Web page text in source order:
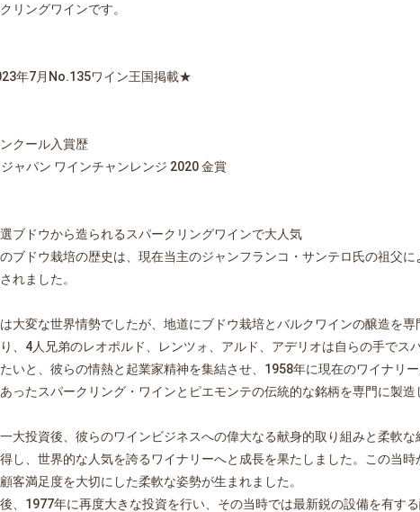
リングワインです。
年7月No.135ワイン王国掲載★
クール入賞歴
ャパン ワインチャンレンジ 2020 金賞
ブドウから造られるスパークリングワインで大人気
ブドウ栽培の歴史は、現在当主のジャンフランコ・サンテロ氏の祖父
れました。
大変な世界情勢でしたが、地道にブドウ栽培とバルクワインの醸造を
、4人兄弟のレオポルド、レンツォ、アルド、アデリオは自らの手でス
たいと、彼らの情熱と起業家精神を集結させ、1958年に現在のワイナリ
ったスパークリング・ワインとピエモンテの伝統的な銘柄を専門に製造
大投資後、彼らのワインビジネスへの偉大なる献身的取り組みと柔軟
し、世界的な人気を誇るワイナリーへと成長を果たしました。この当
客満足度を大切にした柔軟な姿勢が生まれました。
、1977年に再度大きな投資を行い、その当時では最新鋭の設備を有す